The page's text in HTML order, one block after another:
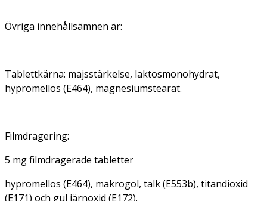
Övriga innehållsämnen är:
Tablettkärna: majsstärkelse, laktosmonohydrat,
hypromellos (E464), magnesiumstearat.
Filmdragering:
5 mg filmdragerade tabletter
hypromellos (E464), makrogol, talk (E553b), titandioxid
(E171) och gul järnoxid (E172).